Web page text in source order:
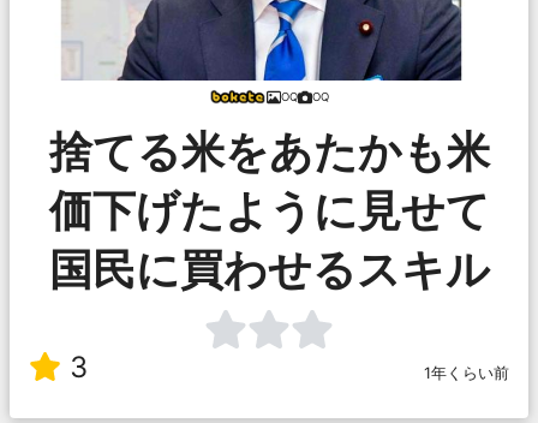
OQ OQ
捨てる米をあたかも米
価下げたように見せて
国民に買わせるスキル
3 1年くらい前